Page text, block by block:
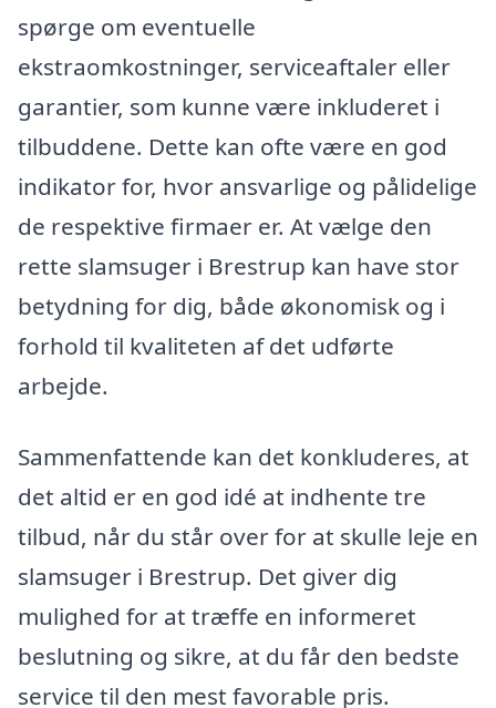
spørge om eventuelle
ekstraomkostninger, serviceaftaler eller
garantier, som kunne være inkluderet i
tilbuddene. Dette kan ofte være en god
indikator for, hvor ansvarlige og pålidelige
de respektive firmaer er. At vælge den
rette slamsuger i Brestrup kan have stor
betydning for dig, både økonomisk og i
forhold til kvaliteten af det udførte
arbejde.
Sammenfattende kan det konkluderes, at
det altid er en god idé at indhente tre
tilbud, når du står over for at skulle leje en
slamsuger i Brestrup. Det giver dig
mulighed for at træffe en informeret
beslutning og sikre, at du får den bedste
service til den mest favorable pris.